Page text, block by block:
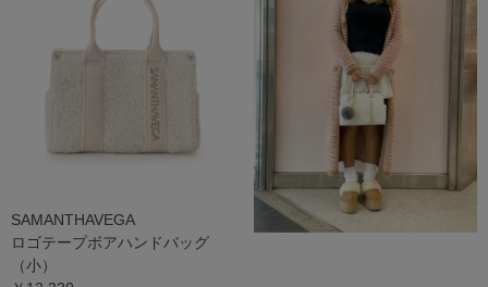
SAMANTHAVEGA
ロゴテープボアハンドバッグ
（小）